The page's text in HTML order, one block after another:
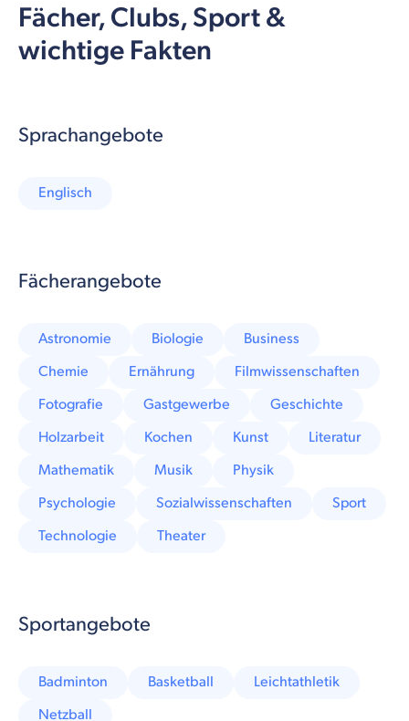
Fächer, Clubs, Sport &
wichtige Fakten
Sprachangebote
Englisch
Fächerangebote
Astronomie Biologie
Business
Chemie
Ernährung
Filmwissenschaften
Fotografie
Gastgewerbe
Geschichte
Holzarbeit
Kochen Kunst
Literatur
Mathematik
Musik
Physik
Psychologie
Sozialwissenschaften
Sport
Technologie
Theater
Sportangebote
Badminton Basketball
Leichtathletik
Netzball